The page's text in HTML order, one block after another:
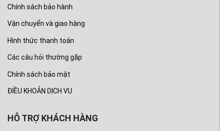
Chính sách bảo hành
Vận chuyển và giao hàng
Hình thức thanh toán
Các câu hỏi thường gặp
Chính sách bảo mật
ĐIỀU KHOẢN DỊCH VỤ
HỖ TRỢ KHÁCH HÀNG